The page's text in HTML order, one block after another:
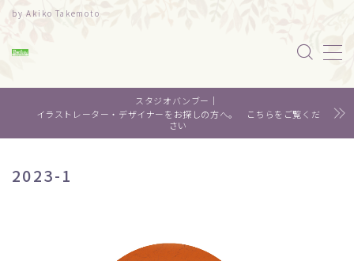
by Akiko Takemoto
MENU
水彩｜食べ物
スタジオバンブー｜
イラストレーター・デザイナーをお探しの方へ。 こちらをご覧くだ
さい
2023-1